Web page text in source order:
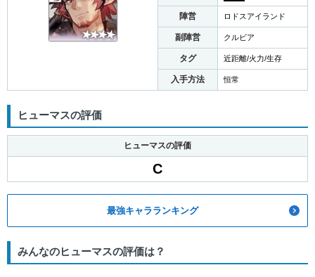
陣営 ロドスアイランド
副陣営 クルビア
タグ 近距離/火力/生存
入手方法 恒常
ヒューマスの評価
ヒューマスの評価
C
最強キャラランキング
みんなのヒューマスの評価は？